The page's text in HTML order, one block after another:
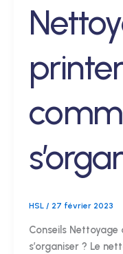
HSL / 27 février 2023
Conseils
s’organiser ? Le